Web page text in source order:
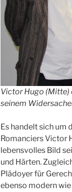
Victor Hugo (Mitte)
seinem
Es handelt sich um
Romanciers Victor
lebensvolles Bild
und Härten.
Plädoyer für
ebenso modern